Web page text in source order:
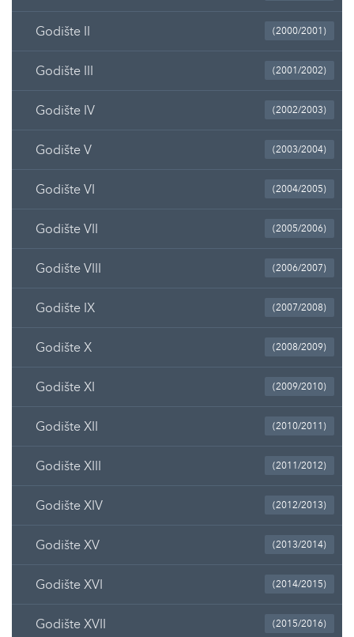
Godište II (2000/2001)
Godište III (2001/2002)
Godište IV (2002/2003)
Godište V (2003/2004)
Godište VI (2004/2005)
Godište VII (2005/2006)
Godište VIII (2006/2007)
Godište IX (2007/2008)
Godište X (2008/2009)
Godište XI (2009/2010)
Godište XII (2010/2011)
Godište XIII (2011/2012)
Godište XIV (2012/2013)
Godište XV (2013/2014)
Godište XVI (2014/2015)
Godište XVII (2015/2016)